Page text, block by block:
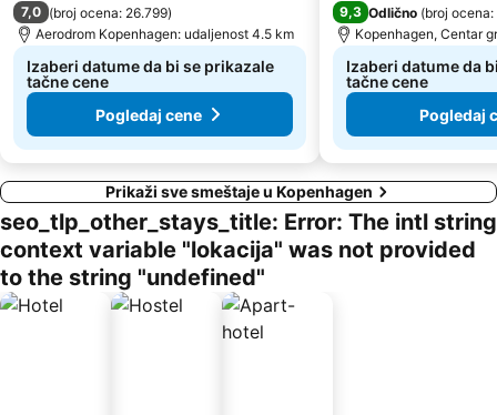
7,0 (broj ocena: 26.799)
Aerodrom Kopenhagen: udaljenost 4.5 km
Izaberi datume da bi se prikazale
tačne cene
Pogledaj cene
9,3 Odlično (broj
Kopenhagen, Centar
Izaberi datume da
tačne cene
Pogledaj
Prikaži sve smeštaje u Kopenhagen
seo_tlp_other_stays_title: Error: The intl string
context variable "lokacija" was not provided
to the string "undefined"